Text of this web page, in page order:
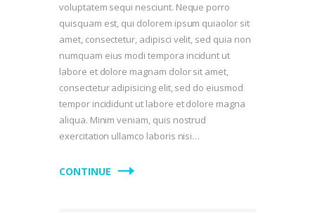
voluptatem sequi nesciunt. Neque porro
quisquam est, qui dolorem ipsum quiaolor sit
amet, consectetur, adipisci velit, sed quia non
numquam eius modi tempora incidunt ut
labore et dolore magnam dolor sit amet,
consectetur adipisicing elit, sed do eiusmod
tempor incididunt ut labore et dolore magna
aliqua. Minim veniam, quis nostrud
exercitation ullamco laboris nisi…
CONTINUE